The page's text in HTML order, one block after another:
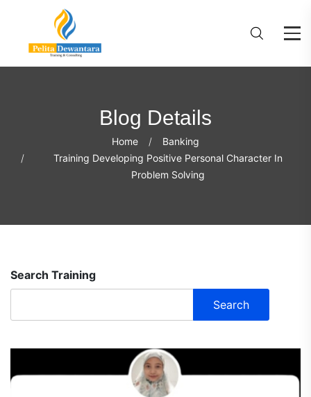
Blog Details
Home
Banking
Training Developing Positive Personal Character In
Problem Solving
Search Training
Search